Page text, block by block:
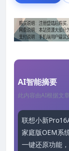
AI智能摘要
此内容由AI根据文
联想小新
家庭版OEM系
一键还原功能